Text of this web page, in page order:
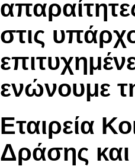
στις
ενώνουμε
Εταιρεία
Δράσης και